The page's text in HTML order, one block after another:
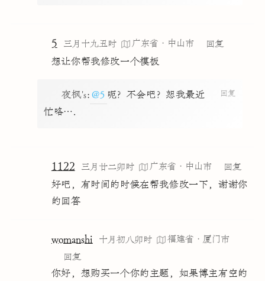
5 三月十九丑时 广东省·中山市
回复
想让你帮我修改一个模板
夜枫's: @5 呃？不会吧？恕我最近
忙咯….
回复
1122 三月廿二卯时 广东省·中山市
回复
好吧，有时间的时候在帮我修改一下，谢谢你
的回答
womanshi 十月初八卯时
福建省·厦门市
回复
你好，想购买一个你的主题，如果博主有空的